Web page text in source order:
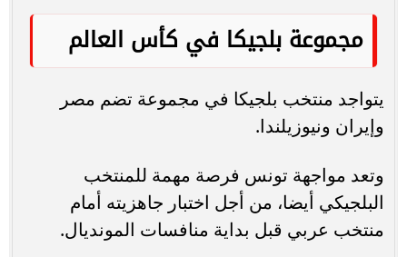
مجموعة بلجيكا في كأس العالم
يتواجد منتخب بلجيكا في مجموعة تضم مصر
وإيران ونيوزيلندا.
وتعد مواجهة تونس فرصة مهمة للمنتخب
البلجيكي أيضا، من أجل اختبار جاهزيته أمام
منتخب عربي قبل بداية منافسات المونديال.